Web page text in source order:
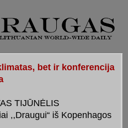
bet ir konferencija
TIJŪNĖLIS
,,Draugui“ iš Kopenhagos